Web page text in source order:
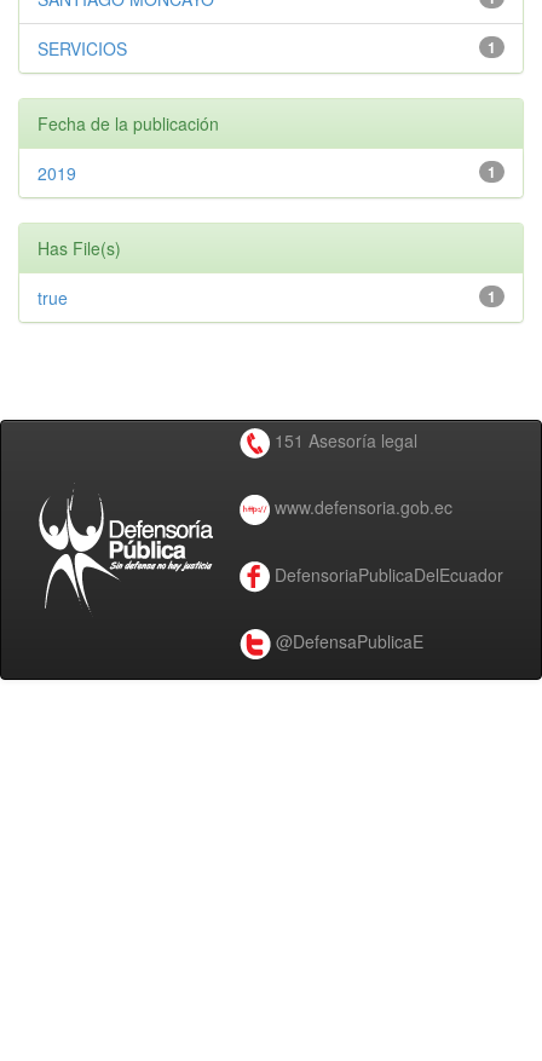
1
SERVICIOS
Fecha de la publicación
1
2019
Has File(s)
1
true
151 Asesoría legal
www.defensoria.gob.ec
DefensoriaPublicaDelEcuador
@DefensaPublicaE